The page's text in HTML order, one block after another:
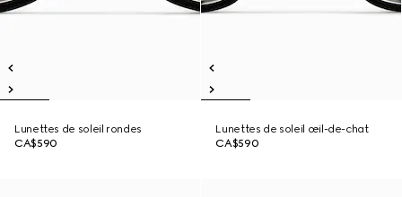
Lunettes de soleil rondes
CA$590
Lunettes de soleil œil-de-chat
CA$590